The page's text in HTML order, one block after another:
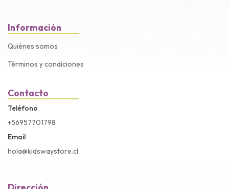
Información
Quiénes somos
Términos y condiciones
Contacto
Teléfono
+56957701798
Email
hola@kidswaystore.cl